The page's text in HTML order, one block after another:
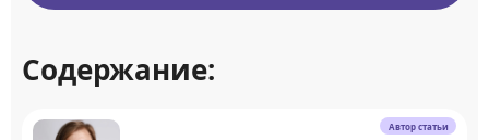
Содержание:
Автор статьи